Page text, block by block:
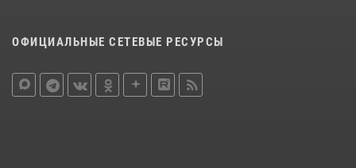
ОФИЦИАЛЬНЫЕ СЕТЕВЫЕ РЕСУРСЫ